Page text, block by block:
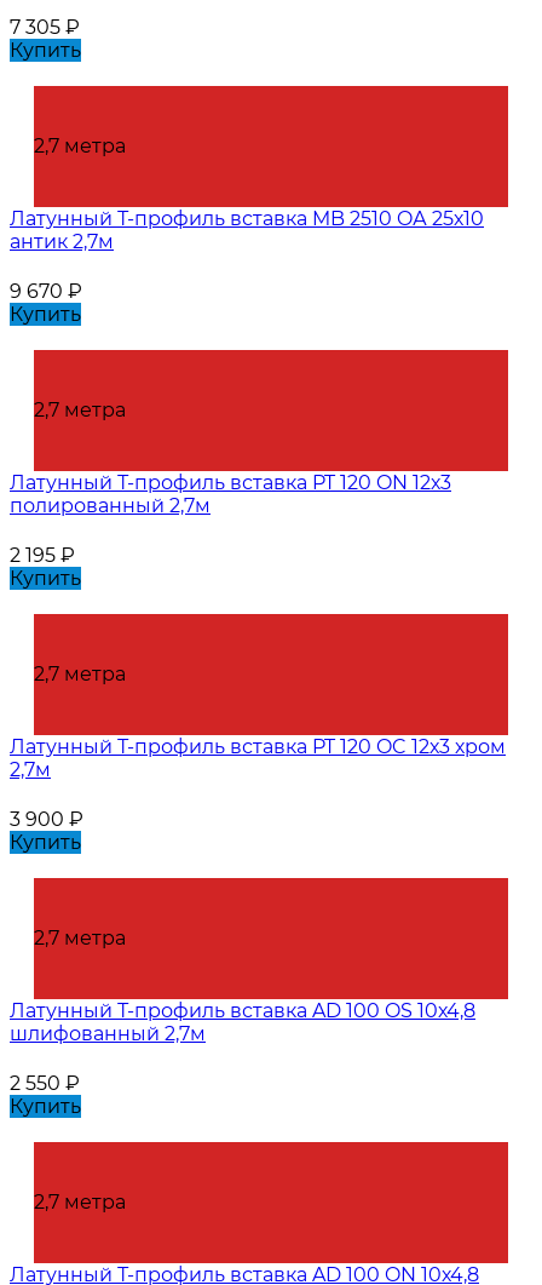
7 305 ₽
Купить
2,7 метра
Латунный Т-профиль вставка MB 2510 OА 25х10
антик 2,7м
9 670 ₽
Купить
2,7 метра
Латунный Т-профиль вставка PT 120 ON 12х3
полированный 2,7м
2 195 ₽
Купить
2,7 метра
Латунный Т-профиль вставка PT 120 OC 12х3 хром
2,7м
3 900 ₽
Купить
2,7 метра
Латунный Т-профиль вставка AD 100 OS 10х4,8
шлифованный 2,7м
2 550 ₽
Купить
2,7 метра
Латунный Т-профиль вставка AD 100 ON 10х4,8